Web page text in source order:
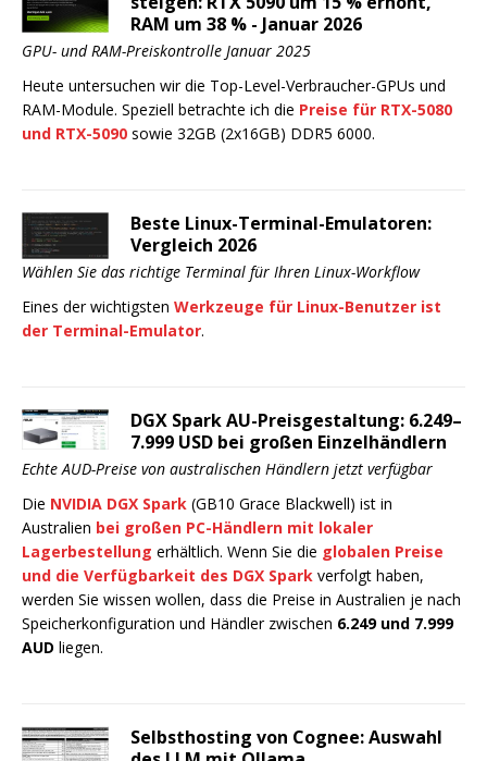
RAM um 38 % - Januar 2026
GPU- und RAM-Preiskontrolle Januar 2025
Heute untersuchen wir die Top-Level-Verbraucher-GPUs und
RAM-Module. Speziell betrachte ich die Preise für RTX-5080
und RTX-5090 sowie 32GB (2x16GB) DDR5 6000.
Beste Linux-Terminal-Emulatoren:
Vergleich 2026
Wählen Sie das richtige Terminal für Ihren Linux-Workflow
Eines der wichtigsten Werkzeuge für Linux-Benutzer ist
der Terminal-Emulator.
DGX Spark AU-Preisgestaltung: 6.249–
7.999 USD bei großen Einzelhändlern
Echte AUD-Preise von australischen Händlern jetzt verfügbar
Die NVIDIA DGX Spark (GB10 Grace Blackwell) ist in
Australien bei großen PC-Händlern mit lokaler
Lagerbestellung erhältlich. Wenn Sie die globalen Preise
und die Verfügbarkeit des DGX Spark verfolgt haben,
werden Sie wissen wollen, dass die Preise in Australien je nach
Speicherkonfiguration und Händler zwischen 6.249 und 7.999
AUD liegen.
Selbsthosting von Cognee: Auswahl